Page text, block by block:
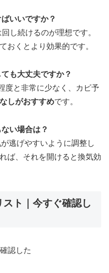
いいですか？
し続けるのが理想です。
おくとより効果的です。
も大丈夫ですか？
度と非常に少なく、カビ予
しがおすすめです。
い場合は？
逃げやすいように調整し
ば、それを開けると換気効
ト｜今すぐ確認し
認した